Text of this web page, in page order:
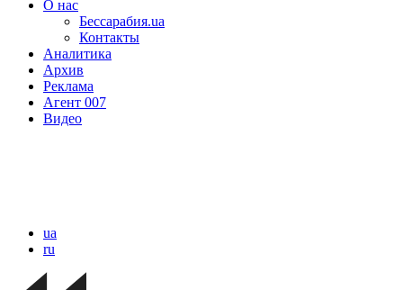
О нас
Бессарабия.ua
Контакты
Аналитика
Архив
Реклама
Агент 007
Видео
ua
ru